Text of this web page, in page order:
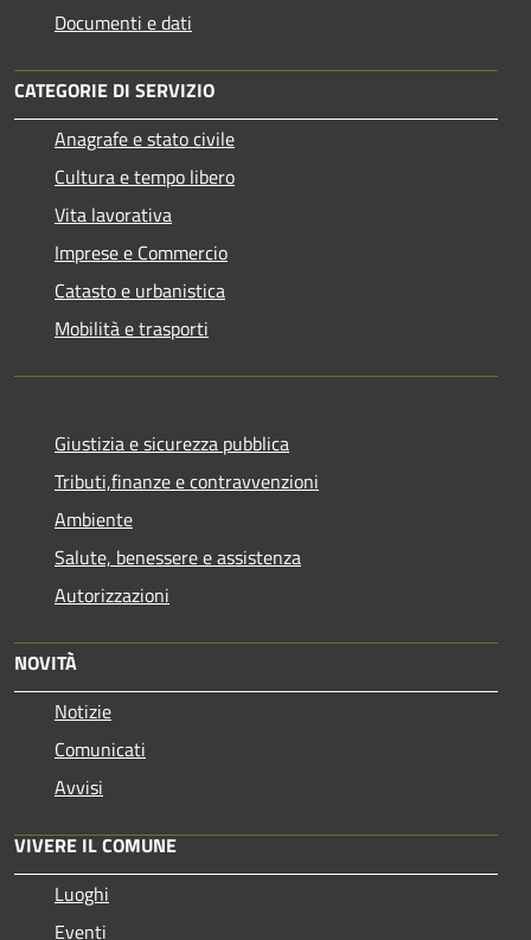
Documenti e dati
CATEGORIE DI SERVIZIO
Anagrafe e stato civile
Cultura e tempo libero
Vita lavorativa
Imprese e Commercio
Catasto e urbanistica
Mobilità e trasporti
Giustizia e sicurezza pubblica
Tributi,finanze e contravvenzioni
Ambiente
Salute, benessere e assistenza
Autorizzazioni
NOVITÀ
Notizie
Comunicati
Avvisi
VIVERE IL COMUNE
Luoghi
Eventi